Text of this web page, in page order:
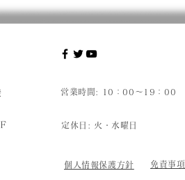
営業時間: 10：00～19：00
定休日: 火・水曜日
個人情報保護方針 免責事項